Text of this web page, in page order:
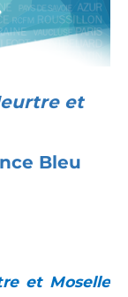
et
Bleu
et Moselle